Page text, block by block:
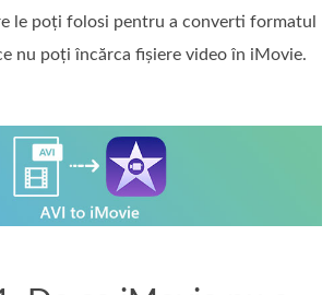
le poți folosi pentru a converti formatul
nu poți încărca fișiere video în iMovie.